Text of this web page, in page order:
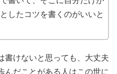
したコツを書くのがいいと
書けないと思っても、大丈夫
んだことがある人はこの世に